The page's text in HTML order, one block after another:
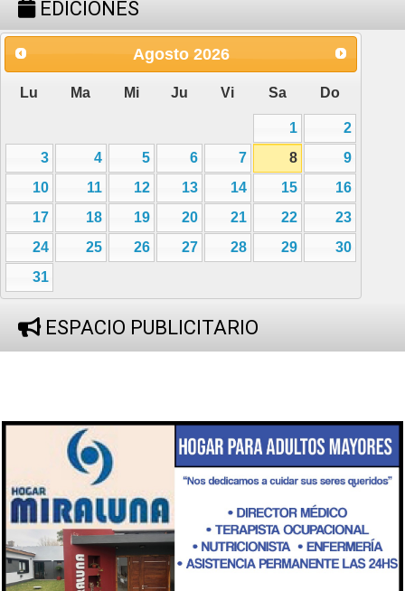
EDICIONES
Agosto 2026
Lu Ma Mi Ju Vi Sa Do
1
2
3
4 5 6 7 8
9
10
11 12 13 14 15
16
17
18 19 20 21 22
23
24
25 26 27 28 29
30
31
ESPACIO PUBLICITARIO